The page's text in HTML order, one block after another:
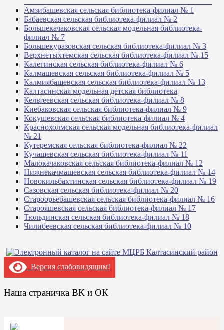
Амзибашевская сельская библиотека-филиал № 1
Бабаевская сельская библиотека-филиал № 2
Большекачаковская сельская модельная библиотека-
филиал № 7
Большекуразовская сельская библиотека-филиал № 3
Верхнетыхтемская сельская библиотека-филиал № 15
Калегинская сельская библиотека-филиал № 6
Калмашевская сельская библиотека-филиал № 5
Калмиябашевская сельская библиотека-филиал № 13
Калтасинская модельная детская библиотека
Кельтеевская сельская библиотека-филиал № 8
Киебаковская сельская библиотека-филиал № 9
Кокушевская сельская библиотека-филиал № 4
Краснохолмская сельская модельная библиотека-филиал
№ 21
Кутеремская сельская библиотека-филиал № 22
Кучашевская сельская библиотека-филиал № 11
Малокачаковская сельская библиотека-филиал № 12
Нижнекачмашевская сельская библиотека-филиал № 14
Новокильбахтинская сельская библиотека-филиал № 19
Сазовская сельская библиотека-филиал № 20
Староорьебашевская сельская библиотека-филиал № 16
Старояшевская сельская библиотека-филиал № 17
Тюльдинская сельская библиотека-филиал № 18
Чилибеевская сельская библиотека-филиал № 10
Версия слабовидящим!
Наша страничка ВК и ОК